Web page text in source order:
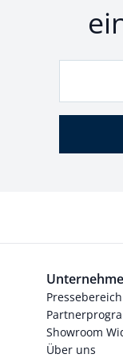
Pressebereich
Showroom
Über uns